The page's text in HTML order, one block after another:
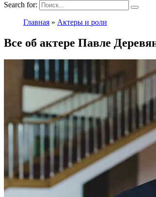
Search for:
Главная » Актеры и роли
Все об актере Павле